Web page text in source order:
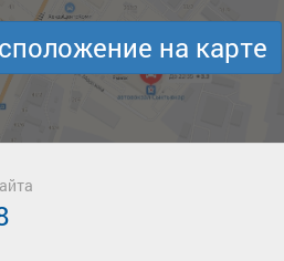
на карте